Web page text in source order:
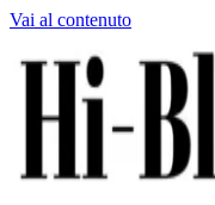
Vai al contenuto